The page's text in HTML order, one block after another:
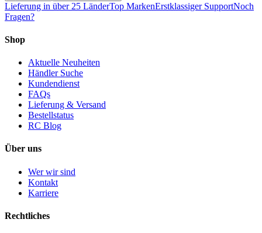
Lieferung in über 25 LänderTop MarkenErstklassiger SupportNoch
Fragen?
Shop
Aktuelle Neuheiten
Händler Suche
Kundendienst
FAQs
Lieferung & Versand
Bestellstatus
RC Blog
Über uns
Wer wir sind
Kontakt
Karriere
Rechtliches